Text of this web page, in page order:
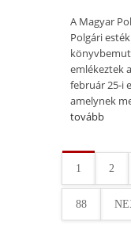
A Magyar
Polgári
emlékeztek
február 25-i
amelynek
tovább
1 2
88